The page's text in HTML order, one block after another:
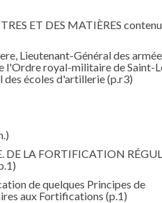
ET DES MATIÈRES
Lieutenant-Général des
l'Ordre royal-militaire de Saint-
des écoles d'artillerie(p.r3)
DE LA FORTIFICATION
de quelques Principes de
aux Fortifications (p.1)